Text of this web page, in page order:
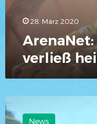
28. März 2020
verließ
ArenaNet:
Matthew
News